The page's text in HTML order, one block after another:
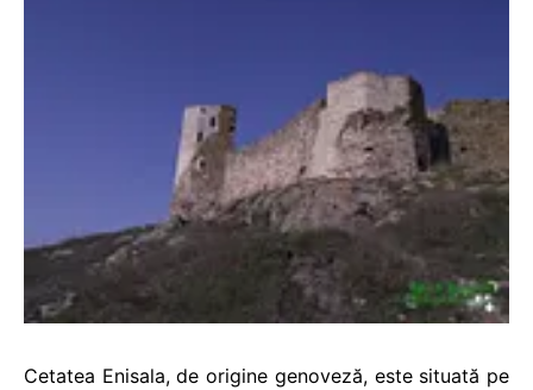
Cetatea Enisala, de origine genoveză, este situată pe